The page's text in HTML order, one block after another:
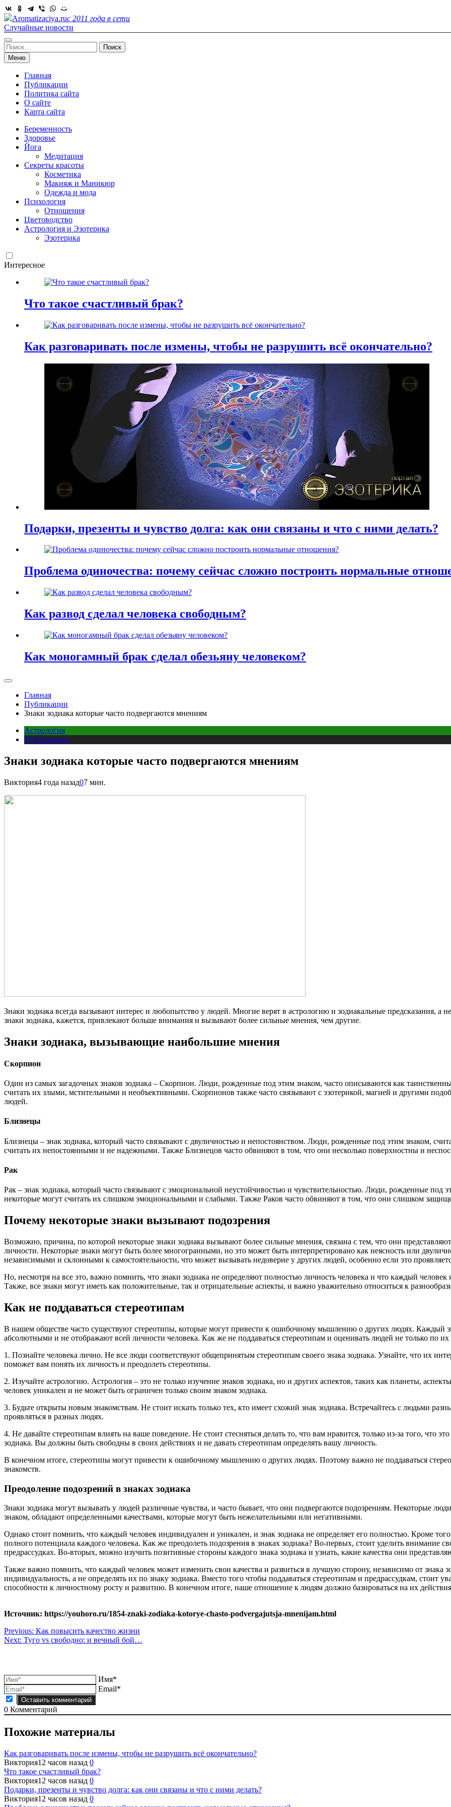
Skip
to
content
Aromatizaciya.ruс 2011 года в сети
Случайные новости
Найти:
Меню
Главная
Публикации
Политика сайта
О сайте
Карта сайта
Беременность
Здоровье
Йога
Медитация
Секреты красоты
Косметика
Макияж и Маникюр
Одежда и мода
Психология
Отношения
Цветоводство
Астрология и Эзотерика
Эзотерика
Интересное
Что такое счастливый брак?
Как разговаривать после измены, чтобы не разрушить всё окончательно?
Подарки, презенты и чувство долга: как они связаны и что с ними делать?
Проблема одиночества: почему сейчас сложно построить нормальные
Как развод сделал человека свободным?
Как моногамный брак сделал обезьяну человеком?
Главная
Публикации
Знаки зодиака которые часто подвергаются мнениям
Астрология
Публикации
Знаки зодиака которые часто подвергаются мнениям
Виктория4 года назад07 мин.
Знаки зодиака всегда вызывают интерес и любопытство у людей. Многие верят в астрологию и зодиакальные предсказания, а
знаки зодиака, кажется, привлекают больше внимания и вызывают более сильные мнения, чем другие.
Знаки зодиака, вызывающие наибольшие мнения
Скорпион
Один из самых загадочных знаков зодиака – Скорпион. Люди, рожденные под этим знаком, часто описываются как
считать их злыми, мстительными и необъективными. Скорпионов также часто связывают с эзотерикой, магией и другими
людей.
Близнецы
Близнецы – знак зодиака, который часто связывают с двуличностью и непостоянством. Люди, рожденные под этим знаком,
считать их непостоянными и не надежными. Также Близнецов часто обвиняют в том, что они несколько поверхностны и
Рак
Рак – знак зодиака, который часто связывают с эмоциональной неустойчивостью и чувствительностью. Люди, рожденные
некоторые могут считать их слишком эмоциональными и слабыми. Также Раков часто обвиняют в том, что они слишком
Почему некоторые знаки вызывают подозрения
Возможно, причина, по которой некоторые знаки зодиака вызывают более сильные мнения, связана с тем, что они
личности. Некоторые знаки могут быть более многогранными, но это может быть интерпретировано как неясность или
независимыми и склонными к самостоятельности, что может вызывать недоверие у других людей, особенно если это
Но, несмотря на все это, важно помнить, что знаки зодиака не определяют полностью личность человека и что каждый
Также, все знаки могут иметь как положительные, так и отрицательные аспекты, и важно уважительно относиться к
Как не поддаваться стереотипам
В нашем обществе часто существуют стереотипы, которые могут привести к ошибочному мышлению о других людях. Каждый
абсолютными и не отображают всей личности человека. Как же не поддаваться стереотипам и оценивать людей не только по их
1. Познайте человека лично. Не все люди соответствуют общепринятым стереотипам своего знака зодиака. Узнайте, что их
поможет вам понять их личность и преодолеть стереотипы.
2. Изучайте астрологию. Астрология – это не только изучение знаков зодиака, но и других аспектов, таких как планеты,
человек уникален и не может быть ограничен только своим знаком зодиака.
3. Будьте открыты новым знакомствам. Не стоит искать только тех, кто имеет схожий знак зодиака. Встречайтесь с людьми
проявляться в разных людях.
4. Не давайте стереотипам влиять на ваше поведение. Не стоит стесняться делать то, что вам нравится, только из-за того, что
зодиака. Вы должны быть свободны в своих действиях и не давать стереотипам определять вашу личность.
В конечном итоге, стереотипы могут привести к ошибочному мышлению о других людях. Поэтому важно не поддаваться
знакомств.
Преодоление подозрений в знаках зодиака
Знаки зодиака могут вызывать у людей различные чувства, и часто бывает, что они подвергаются подозрениям. Некоторые
знаком, обладают определенными качествами, которые могут быть нежелательными или негативными.
Однако стоит помнить, что каждый человек индивидуален и уникален, и знак зодиака не определяет его полностью. Кроме
полного потенциала каждого человека. Как же преодолеть подозрения в знаках зодиака? Во-первых, стоит уделить внимание
предрассудках. Во-вторых, можно изучить позитивные стороны каждого знака зодиака и узнать, какие качества они
Также важно помнить, что каждый человек может изменить свои качества и развиться в лучшую сторону, независимо от знака
индивидуальность, а не определять их по знаку зодиака. Вместо того чтобы поддаваться стереотипам и предрассудкам, стоит
способности к личностному росту и развитию. В конечном итоге, наше отношение к людям должно базироваться на их
Источник: https://youhoro.ru/1854-znaki-zodiaka-kotorye-chasto-podvergajutsja-mnenijam.html
Навигация
по
Previous: Как повысить качество жизни
Next: Туго vs cвободно: и вечный бой…
Имя*
Email*
0 Комментарий
Похожие материалы
Как разговаривать после измены, чтобы не разрушить всё окончательно?
Виктория12 часов назад 0
Что такое счастливый брак?
Виктория12 часов назад 0
Подарки, презенты и чувство долга: как они связаны и что с ними делать?
Виктория12 часов назад 0